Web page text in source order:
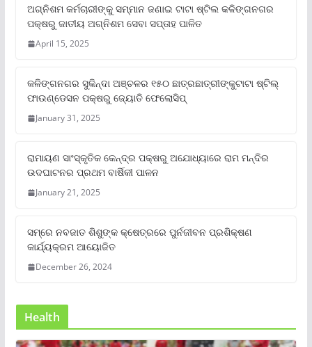
ଅଗ୍ନିଶମ କର୍ମଚାରୀଙ୍କୁ ସମ୍ମାନ ଜଣାଇ ଟାଟା ଷ୍ଟିଲ କଳିଙ୍ଗନଗର
ପକ୍ଷରୁ ଜାତୀୟ ଅଗ୍ନିଶମ ସେବା ସପ୍ତାହ ପାଳିତ
April 15, 2025
କଳିଙ୍ଗନଗର ସୁକିନ୍ଦା ଅଞ୍ଚଳର ୧୫୦ ଛାତ୍ରଛାତ୍ରୀଙ୍କୁଟାଟା ଷ୍ଟିଲ୍
ଫାଉଣ୍ଡେସନ ପକ୍ଷରୁ ଜ୍ୟୋତି ଫେଲୋସିପ୍‌
January 31, 2025
ରାମାୟଣ ସାଂସ୍କୃତିକ କେନ୍ଦ୍ର ପକ୍ଷରୁ ଅଯୋଧ୍ୟାରେ ରାମ ମନ୍ଦିର
ଉଦଘାଟନର ପ୍ରଥମ ବାର୍ଷିକୀ ପାଳନ
January 21, 2025
ସମ୍‌ରେ ନବଜାତ ଶିଶୁଙ୍କ କ୍ଷେତ୍ରରେ ପୁର୍ନଜୀବନ ପ୍ରଶିକ୍ଷଣ
କାର୍ଯ୍ୟକ୍ରମ ଆୟୋଜିତ
December 26, 2024
Health